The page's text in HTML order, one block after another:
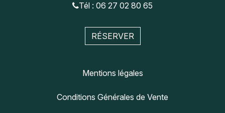
Tél : 06 27 02 80 65
RÉSERVER
Mentions légales
Conditions Générales de Vente